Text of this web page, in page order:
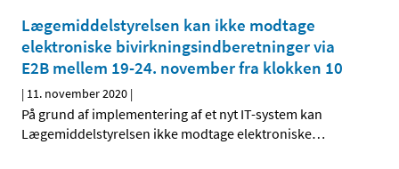
Lægemiddelstyrelsen kan ikke modtage
elektroniske bivirkningsindberetninger via
E2B mellem 19-24. november fra klokken 10
| 11. november 2020 |
På grund af implementering af et nyt IT-system kan
Lægemiddelstyrelsen ikke modtage elektroniske…